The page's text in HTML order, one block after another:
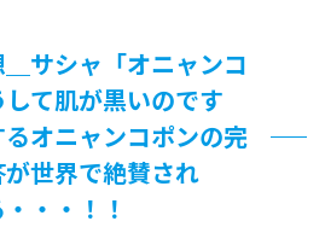
サシャ「オニャンコ
て肌が黒いのです
オニャンコポンの完
世界で絶賛され
・・・！！